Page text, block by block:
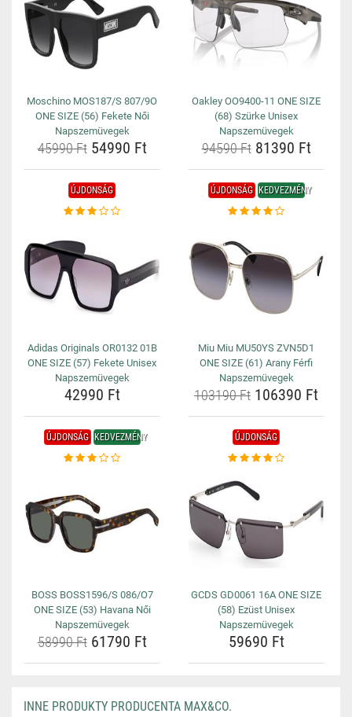
Moschino MOS187/S 807/9O
ONE SIZE (56) Fekete Női
Napszemüvegek
45990 Ft54990 Ft
Oakley OO9400-11 ONE SIZE
(68) Szürke Unisex
Napszemüvegek
94590 Ft81390 Ft
ÚJDONSÁG
Adidas Originals OR0132 01B
ONE SIZE (57) Fekete Unisex
Napszemüvegek
42990 Ft
ÚJDONSÁG KEDVEZMÉNY
Miu Miu MU50YS ZVN5D1
ONE SIZE (61) Arany Férfi
Napszemüvegek
103190 Ft 106390 Ft
ÚJDONSÁG KEDVEZMÉNY
BOSS BOSS1596/S 086/O7
ONE SIZE (53) Havana Női
Napszemüvegek
58990 Ft61790 Ft
ÚJDONSÁG
GCDS GD0061 16A ONE SIZE
(58) Ezüst Unisex
Napszemüvegek
59690 Ft
INNE PRODUKTY PRODUCENTA MAX&CO.